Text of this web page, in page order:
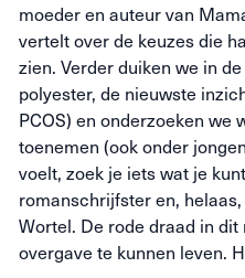
moeder en auteur van
vertelt over de keuzes die
zien. Verder duiken we in
polyester, de nieuwste
PCOS) en onderzoeken we
toenemen (ook onder
voelt, zoek je iets wat je
romanschrijfster en,
Wortel. De rode draad in
overgave te kunnen leven.